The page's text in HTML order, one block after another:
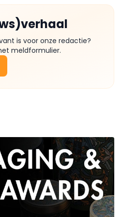
is voor onze redactie?
meldformulier.